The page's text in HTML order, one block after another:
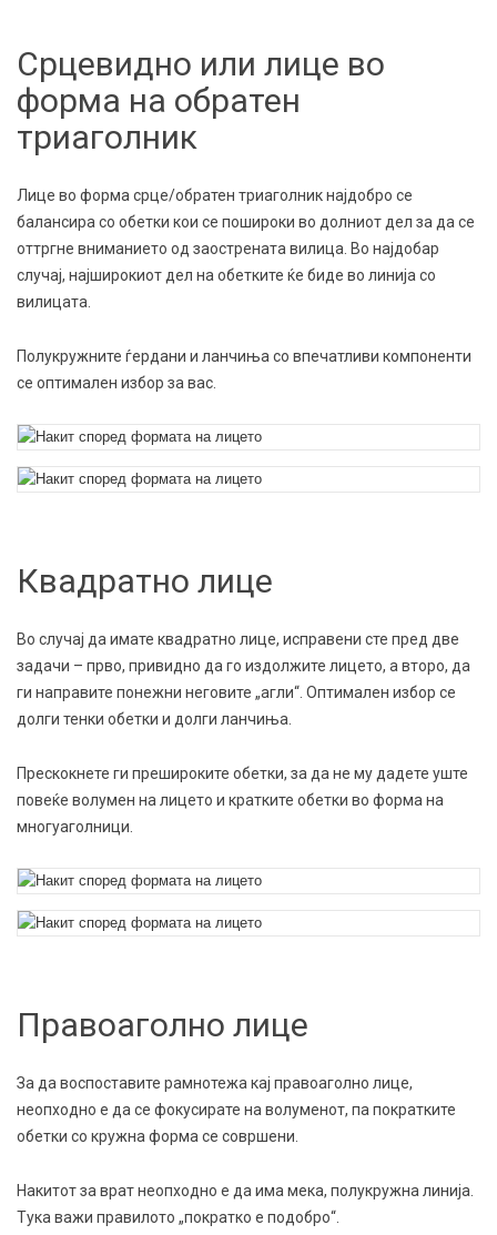
Срцевидно или лице во
форма на обратен
триаголник
Лице во форма срце/обратен триаголник најдобро се
балансира со обетки кои се пошироки во долниот дел за да се
оттргне вниманието од заострената вилица. Во најдобар
случај, најширокиот дел на обетките ќе биде во линија со
вилицата.
Полукружните ѓердани и ланчиња со впечатливи компоненти
се оптимален избор за вас.
Квадратно лице
Во случај да имате квадратно лице, исправени сте пред две
задачи – прво, привидно да го издолжите лицето, а второ, да
ги направите понежни неговите „агли“. Оптимален избор се
долги тенки обетки и долги ланчиња.
Прескокнете ги прешироките обетки, за да не му дадете уште
повеќе волумен на лицето и кратките обетки во форма на
многуаголници.
Правоаголно лице
За да воспоставите рамнотежа кај правоаголно лице,
неопходно е да се фокусирате на волуменот, па пократките
обетки со кружна форма се совршени.
Накитот за врат неопходно е да има мека, полукружна линија.
Тука важи правилото „пократко е подобро“.